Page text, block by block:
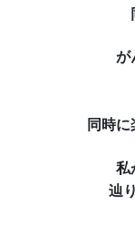
が
同時に
私
辿